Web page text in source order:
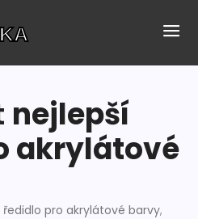
nejlepší
akrylátové
ředidlo pro akrylátové barvy,